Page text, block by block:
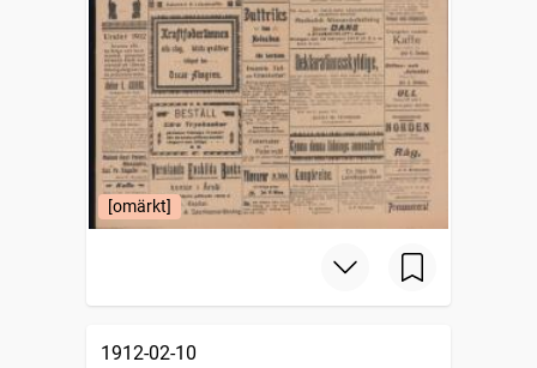
[omärkt]
1912-02-10